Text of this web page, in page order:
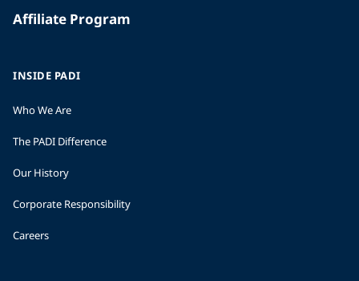
Affiliate Program
INSIDE PADI
Who We Are
The PADI Difference
Our History
Corporate Responsibility
Careers